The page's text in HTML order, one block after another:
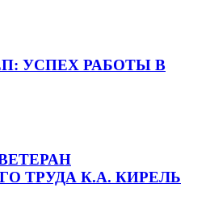
УСПЕХ РАБОТЫ В
ТРУДА К.А. КИРЕЛЬ